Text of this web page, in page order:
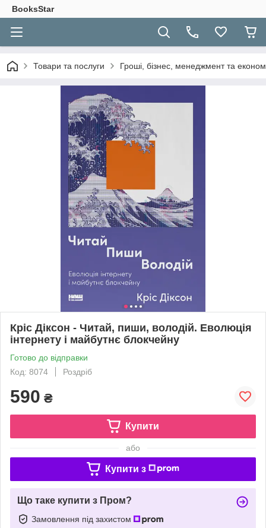
BooksStar
Товари та послуги Гроші, бізнес, менеджмент та
Кріс Діксон - Читай, пиши, володій. Еволюція
інтернету і майбутнє блокчейну
Готово до відправки
Код: 8074
Роздріб
590 ₴
Купити
або
Купити з
Що таке купити з Пром?
Замовлення під захистом